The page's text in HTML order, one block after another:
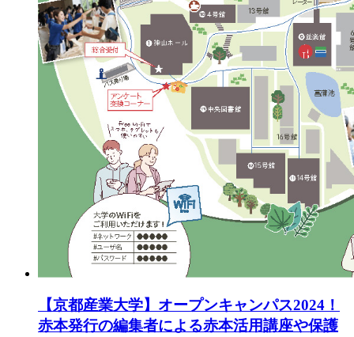
【京都産業大学】オープンキャンパス2024！
赤本発行の編集者による赤本活用講座や保護